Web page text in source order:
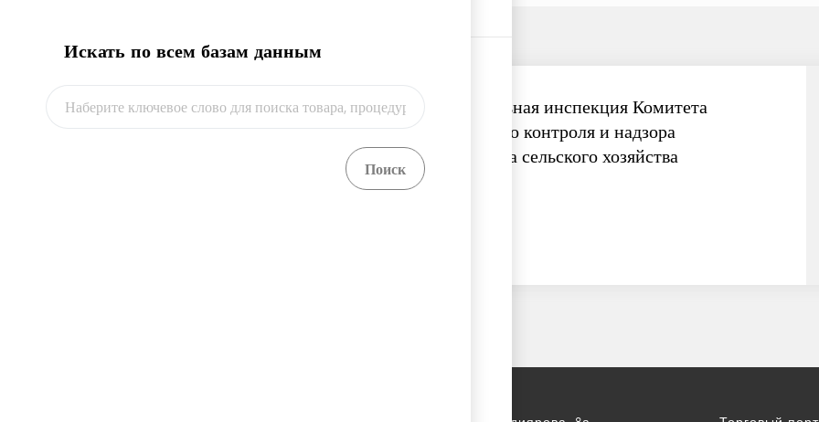
Искать по всем базам данным
Территориальная инспекция Комитета
ветеринарного контроля и надзора
Министерства сельского хозяйства